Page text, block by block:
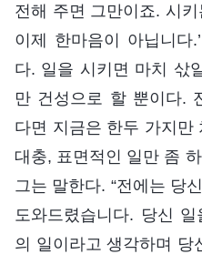
전해 주면 그만이죠. 시
이제 한마음이 아닙니다
다. 일을 시키면 마치 삯
만 건성으로 할 뿐이다.
다면 지금은 한두 가지만
대충, 표면적인 일만 좀
그는 말한다. “전에는 당
도와드렸습니다. 당신
의 일이라고 생각하며 당